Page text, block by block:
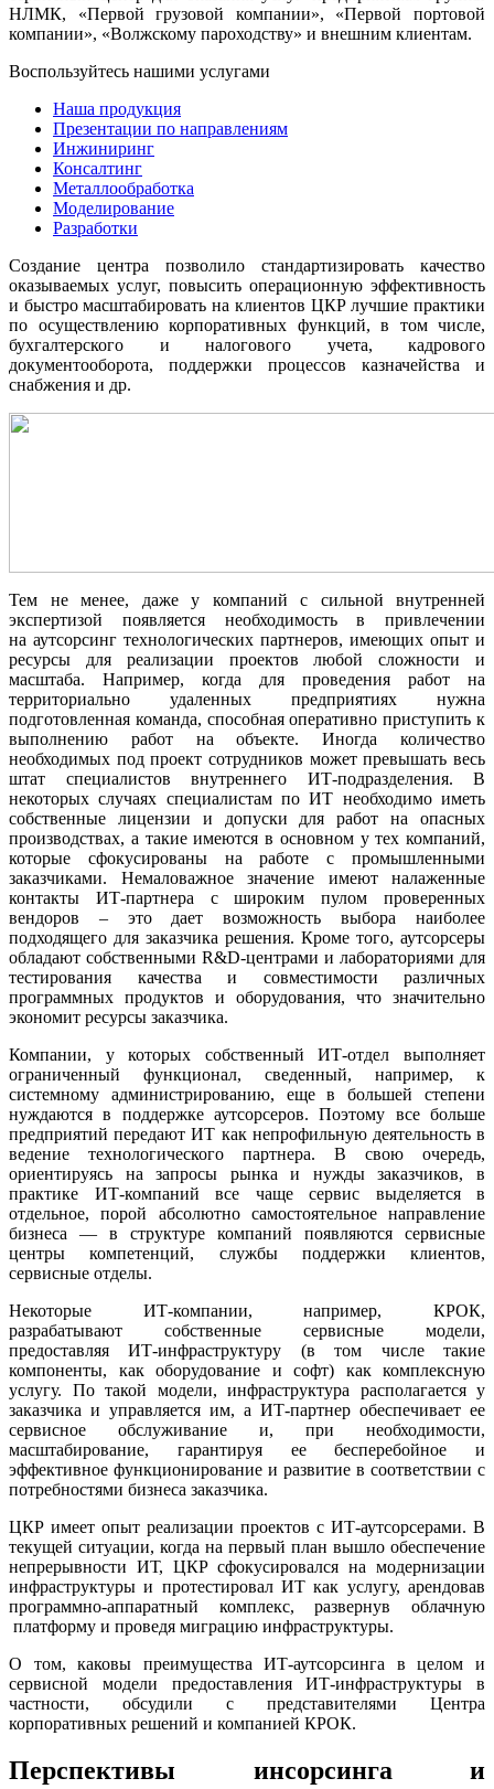
НЛМК, «Первой грузовой компании», «Первой портовой
компании», «Волжскому пароходству» и внешним клиентам.
Воспользуйтесь нашими услугами
Наша продукция
Презентации по направлениям
Инжиниринг
Консалтинг
Металлообработка
Моделирование
Разработки
Создание центра позволило стандартизировать качество
оказываемых услуг, повысить операционную эффективность
и быстро масштабировать на клиентов ЦКР лучшие практики
по осуществлению корпоративных функций, в том числе,
бухгалтерского и налогового учета, кадрового
документооборота, поддержки процессов казначейства и
снабжения и др.
Тем не менее, даже у компаний с сильной внутренней
экспертизой появляется необходимость в привлечении
на аутсорсинг технологических партнеров, имеющих опыт и
ресурсы для реализации проектов любой сложности и
масштаба. Например, когда для проведения работ на
территориально удаленных предприятиях нужна
подготовленная команда, способная оперативно приступить к
выполнению работ на объекте. Иногда количество
необходимых под проект сотрудников может превышать весь
штат специалистов внутреннего ИТ-подразделения. В
некоторых случаях специалистам по ИТ необходимо иметь
собственные лицензии и допуски для работ на опасных
производствах, а такие имеются в основном у тех компаний,
которые сфокусированы на работе с промышленными
заказчиками. Немаловажное значение имеют налаженные
контакты ИТ-партнера с широким пулом проверенных
вендоров – это дает возможность выбора наиболее
подходящего для заказчика решения. Кроме того, аутсорсеры
обладают собственными R&D-центрами и лабораториями для
тестирования качества и совместимости различных
программных продуктов и оборудования, что значительно
экономит ресурсы заказчика.
Компании, у которых собственный ИТ-отдел выполняет
ограниченный функционал, сведенный, например, к
системному администрированию, еще в большей степени
нуждаются в поддержке аутсорсеров. Поэтому все больше
предприятий передают ИТ как непрофильную деятельность в
ведение технологического партнера. В свою очередь,
ориентируясь на запросы рынка и нужды заказчиков, в
практике ИТ-компаний все чаще сервис выделяется в
отдельное, порой абсолютно самостоятельное направление
бизнеса — в структуре компаний появляются сервисные
центры компетенций, службы поддержки клиентов,
сервисные отделы.
Некоторые ИТ-компании, например, КРОК,
разрабатывают собственные сервисные модели,
предоставляя ИТ-инфраструктуру (в том числе такие
компоненты, как оборудование и софт) как комплексную
услугу. По такой модели, инфраструктура располагается у
заказчика и управляется им, а ИТ-партнер обеспечивает ее
сервисное обслуживание и, при необходимости,
масштабирование, гарантируя ее бесперебойное и
эффективное функционирование и развитие в соответствии с
потребностями бизнеса заказчика.
ЦКР имеет опыт реализации проектов с ИТ-аутсорсерами. В
текущей ситуации, когда на первый план вышло обеспечение
непрерывности ИТ, ЦКР сфокусировался на модернизации
инфраструктуры и протестировал ИТ как услугу, арендовав
программно-аппаратный комплекс, развернув облачную
платформу и проведя миграцию инфраструктуры.
О том, каковы преимущества ИТ-аутсорсинга в целом и
сервисной модели предоставления ИТ-инфраструктуры в
частности, обсудили с представителями Центра
корпоративных решений и компанией КРОК.
Перспективы инсорсинга и